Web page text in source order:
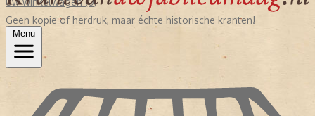
Geen kopie of herdruk, maar échte historische kranten!
Menu